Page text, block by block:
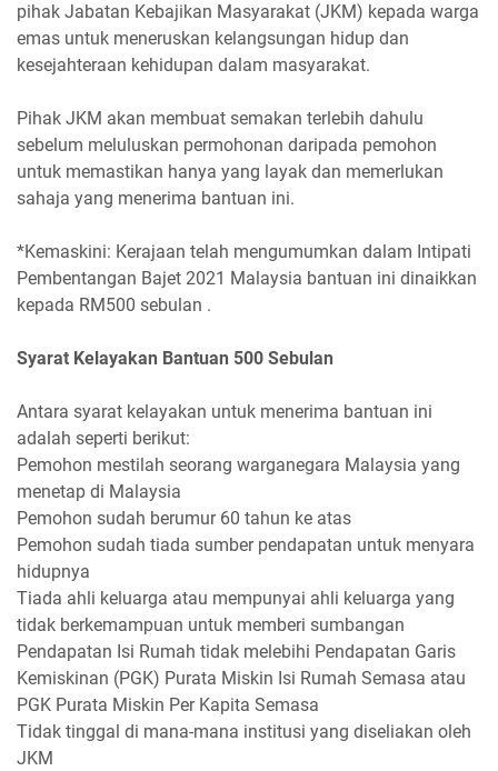
pihak Jabatan Kebajikan Masyarakat (JKM) kepada warga
emas untuk meneruskan kelangsungan hidup dan
kesejahteraan kehidupan dalam masyarakat.
Pihak JKM akan membuat semakan terlebih dahulu
sebelum meluluskan permohonan daripada pemohon
untuk memastikan hanya yang layak dan memerlukan
sahaja yang menerima bantuan ini.
*Kemaskini: Kerajaan telah mengumumkan dalam Intipati
Pembentangan Bajet 2021 Malaysia bantuan ini dinaikkan
kepada RM500 sebulan .
Syarat Kelayakan Bantuan 500 Sebulan
Antara syarat kelayakan untuk menerima bantuan ini
adalah seperti berikut:
Pemohon mestilah seorang warganegara Malaysia yang
menetap di Malaysia
Pemohon sudah berumur 60 tahun ke atas
Pemohon sudah tiada sumber pendapatan untuk menyara
hidupnya
Tiada ahli keluarga atau mempunyai ahli keluarga yang
tidak berkemampuan untuk memberi sumbangan
Pendapatan Isi Rumah tidak melebihi Pendapatan Garis
Kemiskinan (PGK) Purata Miskin Isi Rumah Semasa atau
PGK Purata Miskin Per Kapita Semasa
Tidak tinggal di mana-mana institusi yang diseliakan oleh
JKM